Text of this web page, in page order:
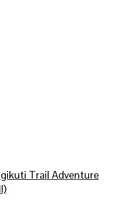
Trail Adventure